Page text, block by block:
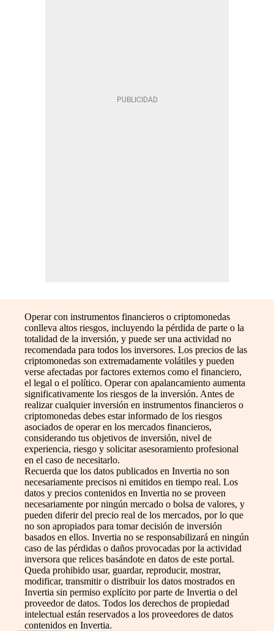
Operar con instrumentos financieros o criptomonedas
conlleva altos riesgos, incluyendo la pérdida de parte o la
totalidad de la inversión, y puede ser una actividad no
recomendada para todos los inversores. Los precios de las
criptomonedas son extremadamente volátiles y pueden
verse afectadas por factores externos como el financiero,
el legal o el político. Operar con apalancamiento aumenta
significativamente los riesgos de la inversión. Antes de
realizar cualquier inversión en instrumentos financieros o
criptomonedas debes estar informado de los riesgos
asociados de operar en los mercados financieros,
considerando tus objetivos de inversión, nivel de
experiencia, riesgo y solicitar asesoramiento profesional
en el caso de necesitarlo.
Recuerda que los datos publicados en Invertia no son
necesariamente precisos ni emitidos en tiempo real. Los
datos y precios contenidos en Invertia no se proveen
necesariamente por ningún mercado o bolsa de valores, y
pueden diferir del precio real de los mercados, por lo que
no son apropiados para tomar decisión de inversión
basados en ellos. Invertia no se responsabilizará en ningún
caso de las pérdidas o daños provocadas por la actividad
inversora que relices basándote en datos de este portal.
Queda prohibido usar, guardar, reproducir, mostrar,
modificar, transmitir o distribuir los datos mostrados en
Invertia sin permiso explícito por parte de Invertia o del
proveedor de datos. Todos los derechos de propiedad
intelectual están reservados a los proveedores de datos
contenidos en Invertia.